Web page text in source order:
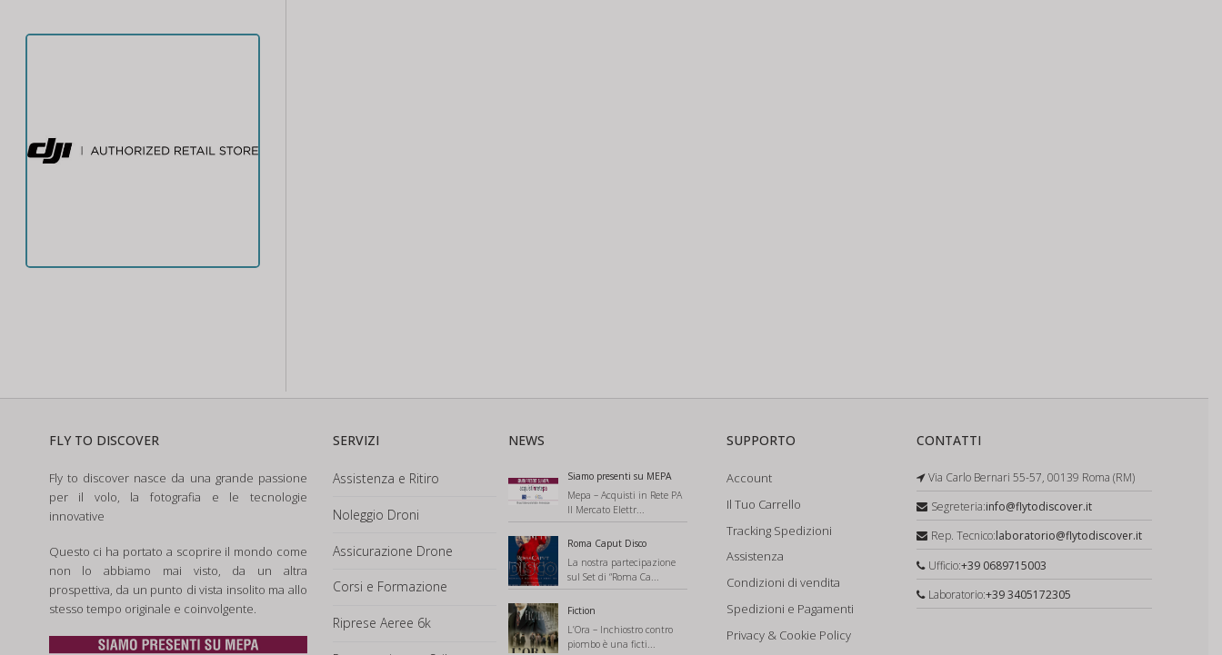
FLY TO DISCOVER
Fly to discover nasce da una grande passione
per il volo, la fotografia e le tecnologie
innovative
Questo ci ha portato a scoprire il mondo come
non lo abbiamo mai visto, da un altra
prospettiva, da un punto di vista insolito ma allo
stesso tempo originale e coinvolgente.
SERVIZI
Assistenza e Ritiro
Noleggio Droni
Assicurazione Drone
Corsi e Formazione
Riprese Aeree 6k
NEWS
Siamo presenti su MEPA
Mepa – Acquisti in Rete PA
Il Mercato Elettr...
Roma Caput Disco
La nostra partecipazione
sul Set di “Roma Ca...
Fiction
L’Ora – Inchiostro contro
piombo è una ficti...
SUPPORTO
Account
Il Tuo Carrello
Tracking Spedizioni
Assistenza
Condizioni di vendita
Spedizioni e Pagamenti
Privacy & Cookie Policy
CONTATTI
Via Carlo Bernari 55-57, 00139 Roma (RM)
Segreteria:info@flytodiscover.it
Rep. Tecnico:laboratorio@flytodiscover.it
Ufficio:+39 0689715003
Laboratorio:+39 3405172305